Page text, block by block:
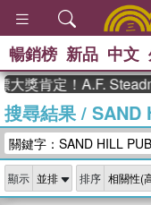
暢銷榜 新品 中文
定！A.F. Steadman
搜尋結果/ SAND
關鍵字：SAND HILL PUB
顯示 排序